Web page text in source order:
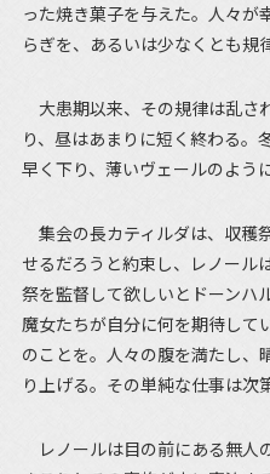
った焼き菓子を与えた。人々が
らぎを、あるいは少なくとも規
大患期以来、その規律は乱さ
り、昼はあまりに短く終わる。
早く下り、薄いヴェールのよう
集会の長カティルダは、収穫
せるだろうと約束し、レノール
祭を監督して欲しいとドーンハ
魔女たちが自分に何を期待して
のことを。人々の腹を満たし、
り上げる。その単純な仕事は次
レノールは目の前にある無人